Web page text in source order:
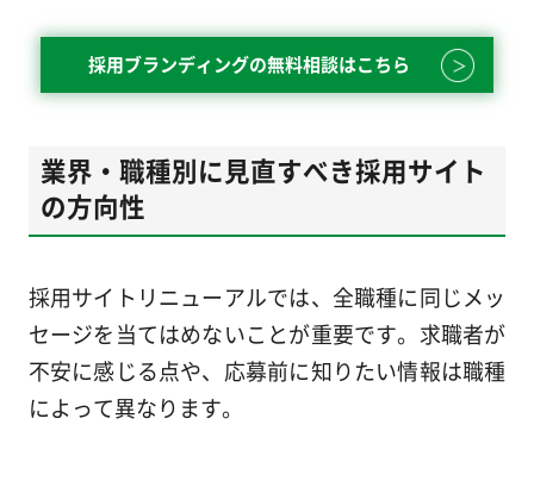
採用ブランディングの無料相談はこちら
業界・職種別に見直すべき採用サイト
の方向性
採用サイトリニューアルでは、全職種に同じメッ
セージを当てはめないことが重要です。求職者が
不安に感じる点や、応募前に知りたい情報は職種
によって異なります。